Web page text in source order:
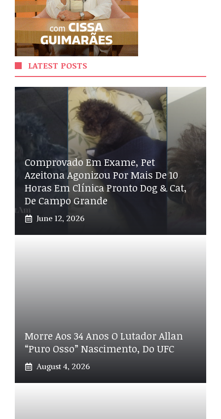
LATEST POSTS
Comprovado Em Exame, Pet
Azeitona Agonizou Por Mais De 10
Horas Em Clínica Pronto Dog & Cat,
De Campo Grande
June 12, 2026
Morre Aos 34 Anos O Lutador Allan
“Puro Osso” Nascimento, Do UFC
August 4, 2026